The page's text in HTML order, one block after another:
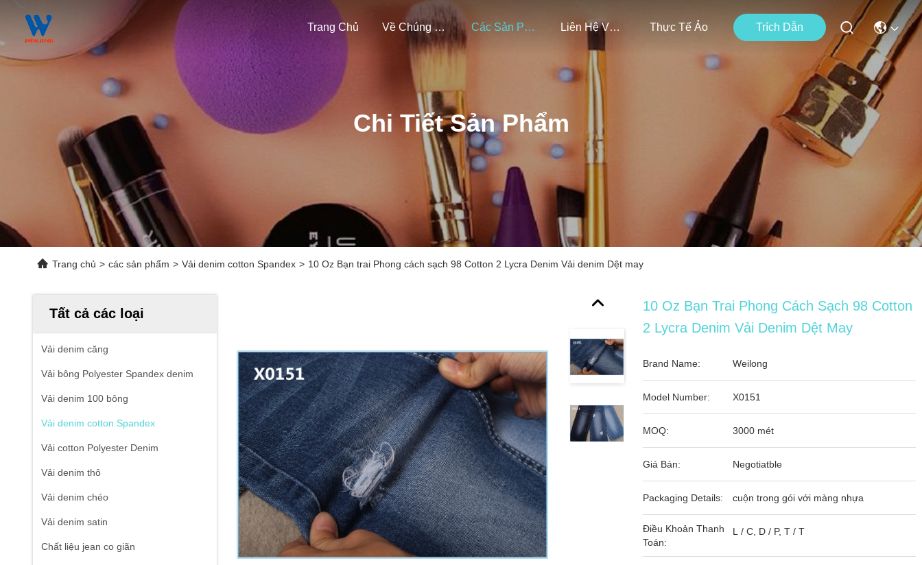
Trang Chủ Về Chúng Tôi Các Sản Phẩm Liên Hệ Với Chúng Tôi Thực Tế Ảo Trích Dẫn
Chi Tiết Sản Phẩm
Trang chủ > các sản phẩm > Vải denim cotton Spandex > 10 Oz Bạn trai Phong cách sạch 98 Cotton 2 Lycra Denim Vải denim Dệt may
Tất cả các loại
Vải denim căng
Vải bông Polyester Spandex denim
Vải denim 100 bông
Vải denim cotton Spandex
Vải cotton Polyester Denim
Vải denim thô
Vải denim chéo
Vải denim satin
Chất liệu jean co giãn
10 Oz Bạn Trai Phong Cách Sạch 98 Cotton
2 Lycra Denim Vải Denim Dệt May
Brand Name: Weilong
Model Number: X0151
MOQ: 3000 mét
Giá Bán: Negotiatble
Packaging Details: cuộn trong gói với màng nhựa
Điều Khoản Thanh
Toán:
L / C, D / P, T / T